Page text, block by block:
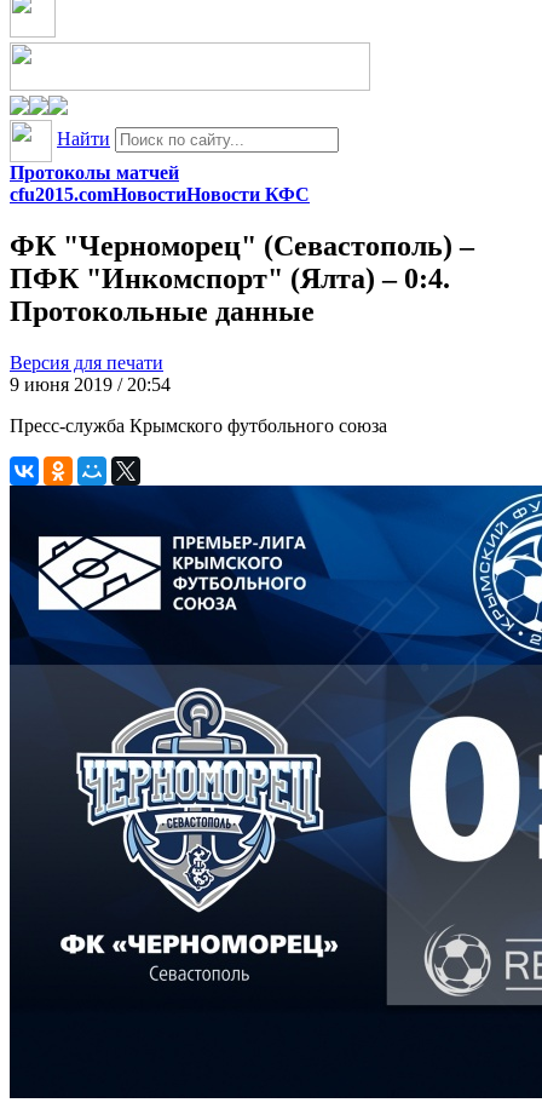
Найти
Протоколы матчей
cfu2015.comНовостиНовости КФС
ФК "Черноморец" (Севастополь) –
ПФК "Инкомспорт" (Ялта) – 0:4.
Протокольные данные
Версия для печати
9 июня 2019 / 20:54
Пресс-служба Крымского футбольного союза